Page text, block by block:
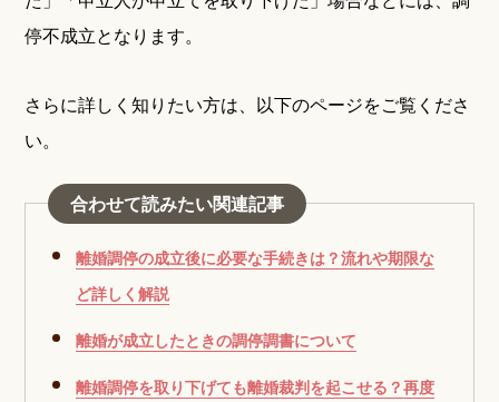
停不成立となります。
さらに詳しく知りたい方は、以下のページをご覧くださ
い。
合わせて読みたい関連記事
離婚調停の成立後に必要な手続きは？流れや期限な
ど詳しく解説
離婚が成立したときの調停調書について
離婚調停を取り下げても離婚裁判を起こせる？再度